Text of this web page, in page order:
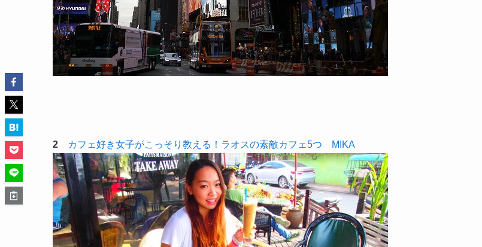
2 カフェ好き女子がこっそり教える！ラオスの素敵カフェ5つ MIKA